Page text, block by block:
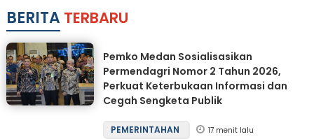
BERITA TERBARU
Pemko Medan Sosialisasikan
Permendagri Nomor 2 Tahun 2026,
Perkuat Keterbukaan Informasi dan
Cegah Sengketa Publik
PEMERINTAHAN 17 menit lalu